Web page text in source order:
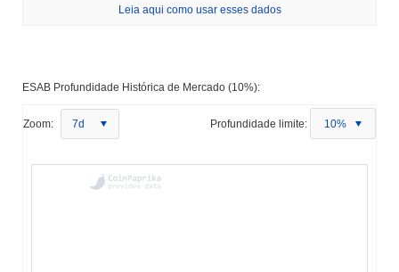
Leia aqui como usar esses dados
ESAB Profundidade Histórica de Mercado (10%):
Zoom: 7d Profundidade limite: 10%